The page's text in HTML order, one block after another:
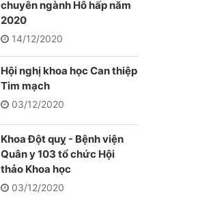
chuyên ngành Hô hấp năm
2020
14/12/2020
Hội nghị khoa học Can thiệp
Tim mạch
03/12/2020
Khoa Đột quỵ - Bệnh viện
Quân y 103 tổ chức Hội
thảo Khoa học
03/12/2020